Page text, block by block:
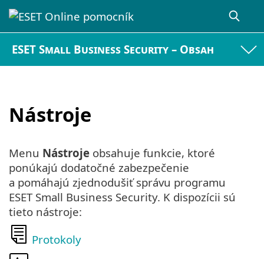
ESET Small Business Security – Obsah
Nástroje
Menu Nástroje obsahuje funkcie, ktoré
ponúkajú dodatočné zabezpečenie
a pomáhajú zjednodušiť správu programu
ESET Small Business Security. K dispozícii sú
tieto nástroje:
Protokoly